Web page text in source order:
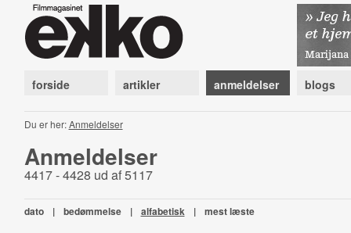
forside artikler anmeldelser blogs
Du er her:Anmeldelser
Anmeldelser
4417 - 4428 ud af 5117
dato | bedømmelse | alfabetisk | mest læste